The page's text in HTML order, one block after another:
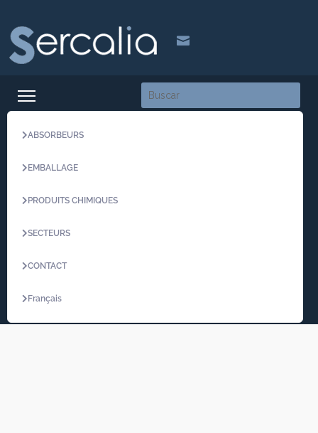

ABSORBEURS
EMBALLAGE
PRODUITS CHIMIQUES
SECTEURS
CONTACT
Français